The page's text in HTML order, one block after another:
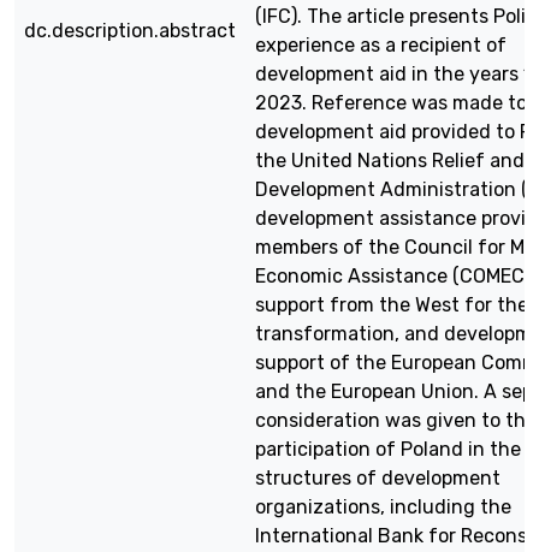
dc.description.abstract
(IFC). The article presents
experience as a recipient of
development aid in the years
2023. Reference was made to
development aid provided to
the United Nations Relief and
Development Administration
development assistance
members of the Council for
Economic Assistance
support from the West for the
transformation, and
support of the European
and the European Union. A
consideration was given to the
participation of Poland in the
structures of development
organizations, including the
International Bank for